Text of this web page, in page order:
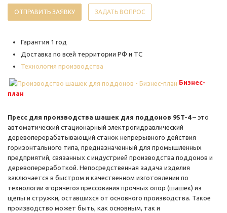
ОТПРАВИТЬ ЗАЯВКУ ЗАДАТЬ ВОПРОС
Гарантия 1 год
Доставка по всей территории РФ и ТС
Технология производства
Бизнес-
план
Пресс для производства шашек для поддонов 9ST-4– это
автоматический стационарный электрогидравлический
деревоперерабатывающий станок непрерывного действия
горизонтального типа, предназначенный для промышленных
предприятий, связанных с индустрией производства поддонов и
деревопереработкой. Непосредственная задача изделия
заключается в быстром и качественном изготовлении по
технологии «горячего» прессования прочных опор (шашек) из
щепы и стружки, оставшихся от основного производства. Такое
производство может быть, как основным, так и